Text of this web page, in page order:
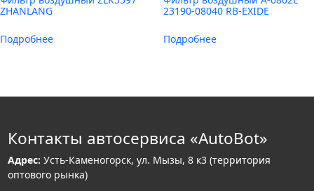
ZHANLANG
Подробнее
23190-08040 RB-EXIDE
Подробнее
Контакты автосервиса «AutoBot»
Адрес: Усть-Каменогорск, ул. Мызы, 8 к3 (территория
оптового рынка)